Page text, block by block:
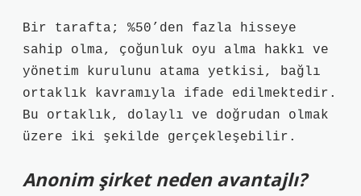
Bir tarafta; %50’den fazla hisseye
sahip olma, çoğunluk oyu alma hakkı ve
yönetim kurulunu atama yetkisi, bağlı
ortaklık kavramıyla ifade edilmektedir.
Bu ortaklık, dolaylı ve doğrudan olmak
üzere iki şekilde gerçekleşebilir.
Anonim şirket neden avantajlı?